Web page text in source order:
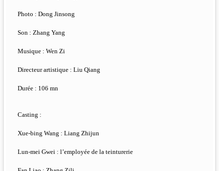
Photo : Dong Jinsong
Son : Zhang Yang
Musique : Wen Zi
Directeur artistique : Liu Qiang
Durée : 106 mn
Casting :
Xue-bing Wang : Liang Zhijun
Lun-mei Gwei : lʼemployée de la teinturerie